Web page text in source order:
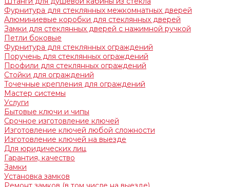
Фурнитура для стеклянных межкомнатных дверей
Алюминиевые коробки для стеклянных дверей
Замки для стеклянных дверей с нажимной ручкой
Петли боковые
Фурнитура для стеклянных ограждений
Поручень для стеклянных ограждений
Профили для стеклянных ограждений
Стойки для ограждений
Точечные крепления для ограждений
Мастер системы
Услуги
Бытовые ключи и чипы
Срочное изготовление ключей
Изготовление ключей любой сложности
Изготовление ключей на выезде
Для юридических лиц
Гарантия, качество
Замки
Установка замков